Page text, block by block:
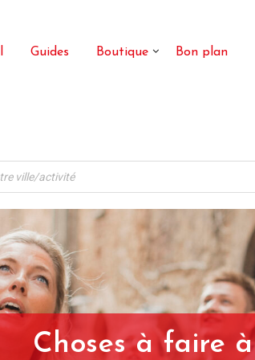
Guides Boutique Bon plan
Choses à faire